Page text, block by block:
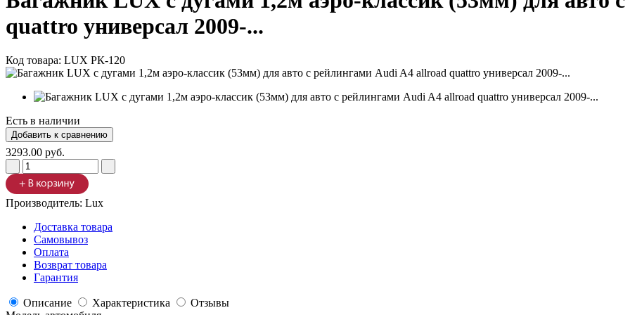
quattro универсал 2009-...
Код товара: LUX РК-120
Есть в наличии
3293.00 руб.
Производитель: Lux
Доставка товара
Самовывоз
Оплата
Возврат товара
Гарантия
Описание Характеристика
Отзывы